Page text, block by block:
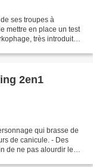
ses troupes à
mettre en place un test
très introduit
2en1
qui brasse de
de canicule. - Des
de ne pas alourdir le